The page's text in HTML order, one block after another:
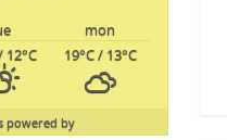
mon
19°C/ 13°C
12°C
powered by